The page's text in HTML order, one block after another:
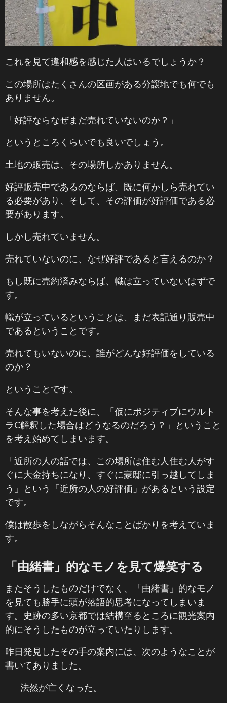
これを見て違和感を感じた人はいるでしょうか？
この場所はたくさんの区画がある分譲地でも何でも
ありません。
「好評ならなぜまだ売れていないのか？」
というところくらいでも良いでしょう。
土地の販売は、その場所しかありません。
好評販売中であるのならば、既に何かしら売れてい
る必要があり、そして、その評価が好評価である必
要があります。
しかし売れていません。
売れていないのに、なぜ好評であると言えるのか？
もし既に売約済みならば、幟は立っていないはずで
す。
幟が立っているということは、まだ表記通り販売中
であるということです。
売れてもいないのに、誰がどんな好評価をしている
のか？
ということです。
そんな事を考えた後に、「仮にポジティブにウルト
ラC解釈した場合はどうなるのだろう？」ということ
を考え始めてしまいます。
「近所の人の話では、この場所は住む人住む人がす
ぐに大金持ちになり、すぐに豪邸に引っ越してしま
う」という「近所の人の好評価」があるという設定
です。
僕は散歩をしながらそんなことばかりを考えていま
す。
「由緒書」的なモノを見て爆笑する
またそうしたものだけでなく、「由緒書」的なモノ
を見ても勝手に頭が落語的思考になってしまいま
す。史跡の多い京都では結構至るところに観光案内
的にそうしたものが立っていたりします。
昨日発見したその手の案内には、次のようなことが
書いてありました。
法然が亡くなった。